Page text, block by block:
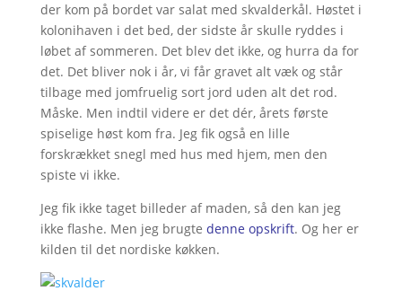
der kom på bordet var salat med skvalderkål. Høstet i
kolonihaven i det bed, der sidste år skulle ryddes i
løbet af sommeren. Det blev det ikke, og hurra da for
det. Det bliver nok i år, vi får gravet alt væk og står
tilbage med jomfruelig sort jord uden alt det rod.
Måske. Men indtil videre er det dér, årets første
spiselige høst kom fra. Jeg fik også en lille
forskrækket snegl med hus med hjem, men den
spiste vi ikke.
Jeg fik ikke taget billeder af maden, så den kan jeg
ikke flashe. Men jeg brugte denne opskrift. Og her er
kilden til det nordiske køkken.